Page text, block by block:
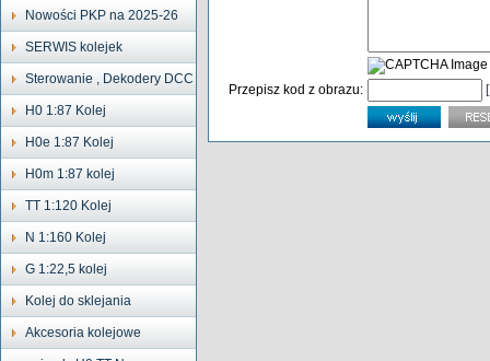
Nowości PKP na 2025-26
SERWIS kolejek
Sterowanie , Dekodery DCC
H0 1:87 Kolej
H0e 1:87 Kolej
H0m 1:87 kolej
TT 1:120 Kolej
N 1:160 Kolej
G 1:22,5 kolej
Kolej do sklejania
Akcesoria kolejowe
Przepisz kod z obrazu: